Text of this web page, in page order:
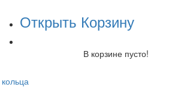
Открыть Корзину
В корзине пусто!